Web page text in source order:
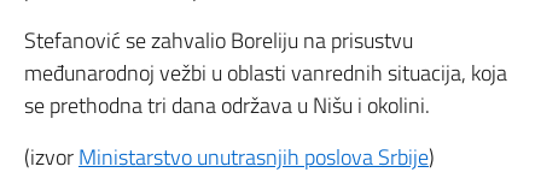
Stefanović se zahvalio Boreliju na prisustvu
međunarodnoj vežbi u oblasti vanrednih situacija, koja
se prethodna tri dana održava u Nišu i okolini.
(izvorMinistarstvo unutrasnjih poslova Srbije)